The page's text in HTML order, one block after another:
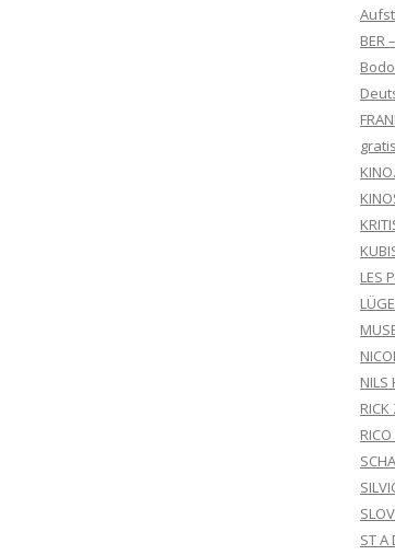
BER
LES
NILS
ST A